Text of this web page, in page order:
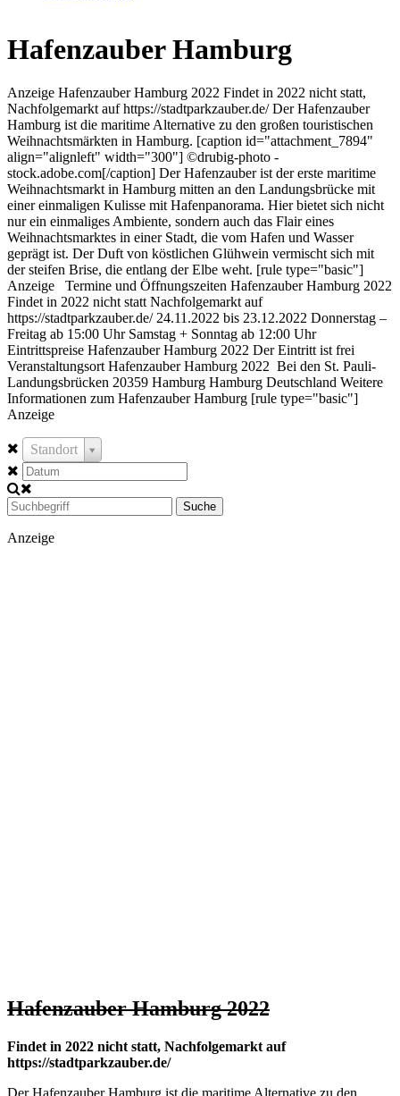
Hafenzauber Hamburg
Anzeige Hafenzauber Hamburg 2022 Findet in 2022 nicht statt,
Nachfolgemarkt auf https://stadtparkzauber.de/ Der Hafenzauber
Hamburg ist die maritime Alternative zu den großen touristischen
Weihnachtsmärkten in Hamburg. [caption id="attachment_7894"
align="alignleft" width="300"] ©drubig-photo -
stock.adobe.com[/caption] Der Hafenzauber ist der erste maritime
Weihnachtsmarkt in Hamburg mitten an den Landungsbrücke mit
einer einmaligen Kulisse mit Hafenpanorama. Hier bietet sich nicht
nur ein einmaliges Ambiente, sondern auch das Flair eines
Weihnachtsmarktes in einer Stadt, die vom Hafen und Wasser
geprägt ist. Der Duft von köstlichen Glühwein vermischt sich mit
der steifen Brise, die entlang der Elbe weht. [rule type="basic"]
Anzeige Termine und Öffnungszeiten Hafenzauber Hamburg 2022
Findet in 2022 nicht statt Nachfolgemarkt auf
https://stadtparkzauber.de/ 24.11.2022 bis 23.12.2022 Donnerstag –
Freitag ab 15:00 Uhr Samstag + Sonntag ab 12:00 Uhr
Eintrittspreise Hafenzauber Hamburg 2022 Der Eintritt ist frei
Veranstaltungsort Hafenzauber Hamburg 2022 Bei den St. Pauli-
Landungsbrücken 20359 Hamburg Hamburg Deutschland Weitere
Informationen zum Hafenzauber Hamburg [rule type="basic"]
Anzeige
Standort
Suche
Anzeige
Hafenzauber Hamburg 2022
Findet in 2022 nicht statt, Nachfolgemarkt auf
https://stadtparkzauber.de/